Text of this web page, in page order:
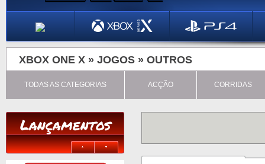
XBOX ONE X » JOGOS » OUTROS
TODAS AS CATEGORIAS ACÇÃO CORRIDAS
Lançamentos